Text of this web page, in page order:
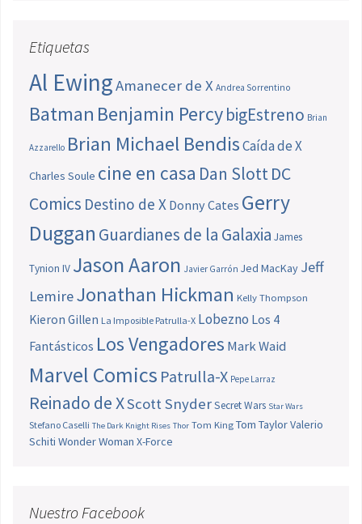
Etiquetas
Al EwingAmanecer de X Andrea Sorrentino
Batman Benjamin PercybigEstreno Brian
Azzarello Brian Michael BendisCaída de X
Charles Soule cine en casa Dan SlottDC
Comics Destino de X Donny Cates Gerry
Duggan Guardianes de la Galaxia James
Tynion IV Jason Aaron Javier Garrón Jed MacKay Jeff
LemireJonathan Hickman Kelly Thompson
Kieron Gillen La Imposible Patrulla-X Lobezno Los 4
Fantásticos Los Vengadores Mark Waid
Marvel Comics Patrulla-X Pepe Larraz
Reinado de XScott SnyderSecret Wars Star Wars
Stefano Caselli The Dark Knight Rises Thor Tom King Tom TaylorValerio
Schiti Wonder Woman X-Force
Nuestro Facebook